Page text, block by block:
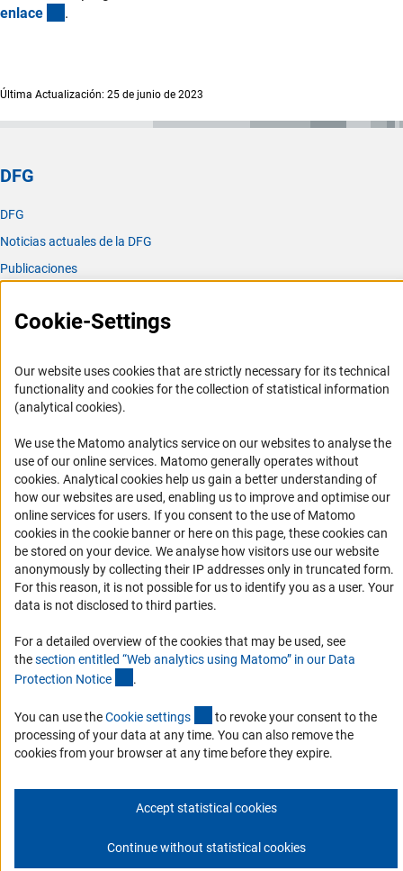
enlace .
Última Actualización: 25 de junio de 2023
DFG
DFG
Noticias actuales de la DFG
Publicaciones
Oficina para América Latina
Misión y actividades
Organizaciones asociadas
Representantes Academicos
Contacto
Fomento
1. Cooperación con investigadores alemanes
2. Investigar en Alemania
Chamadas abertas e Informes para Cientistas
Newsletter
Suscríbase a nuestro boletín de noticias
Editorial Privacy Policy Contacto
Cookie-Settings
Our website uses cookies that are strictly necessary for its technical
functionality and cookies for the collection of statistical information
(analytical cookies).
We use the Matomo analytics service on our websites to analyse the
use of our online services. Matomo generally operates without
cookies(Anc
. Analytical cookies help us gain a better understanding of
how our websites are used, enabling us to improve and optimise our
online services for users. If you consent to the use of Matomo
cookies in the cookie banner or here on this page, these cookies can
be stored on your device. We analyse how visitors use our website
anonymously by collecting their IP addresses only in truncated form.
For this reason, it is not possible for us to identify you as a user. Your
data is not disclosed to third parties.
For a detailed overview of the cookies that may be used, see
thesection entitled “Web analytics using Matomo” in our Data
Protection Notice .
You can use theCookie settings (externer Link)
to revoke your consent to the
processing of your data at any time. You can also remove the
cookies from your browser at any time before they expire.
Accept statistical cookies
Continue without statistical cookies